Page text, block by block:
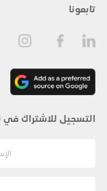
تابعونا
التسجيل للاشتراك في